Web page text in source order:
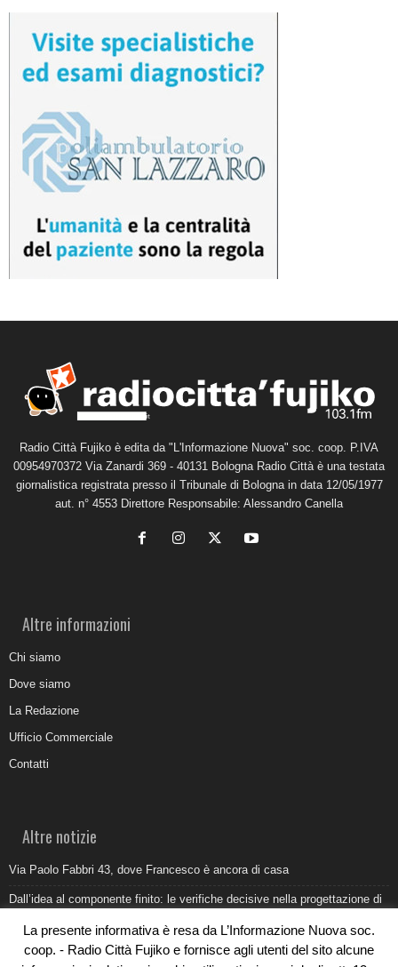
Radio Città Fujiko è edita da "L'Informazione Nuova" soc. coop. P.IVA
00954970372 Via Zanardi 369 - 40131 Bologna Radio Città è una testata
giornalistica registrata presso il Tribunale di Bologna in data 12/05/1977
aut. n° 4553 Direttore Responsabile: Alessandro Canella
Altre informazioni
Chi siamo
Dove siamo
La Redazione
Ufficio Commerciale
Contatti
Altre notizie
Via Paolo Fabbri 43, dove Francesco è ancora di casa
Dall’idea al componente finito: le verifiche decisive nella progettazione di
Belvedere Marittimo e il report ARPACAL 2026 sulla qualità del mare
La presente informativa è resa da L’Informazione Nuova soc.
coop. - Radio Città Fujiko e fornisce agli utenti del sito alcune